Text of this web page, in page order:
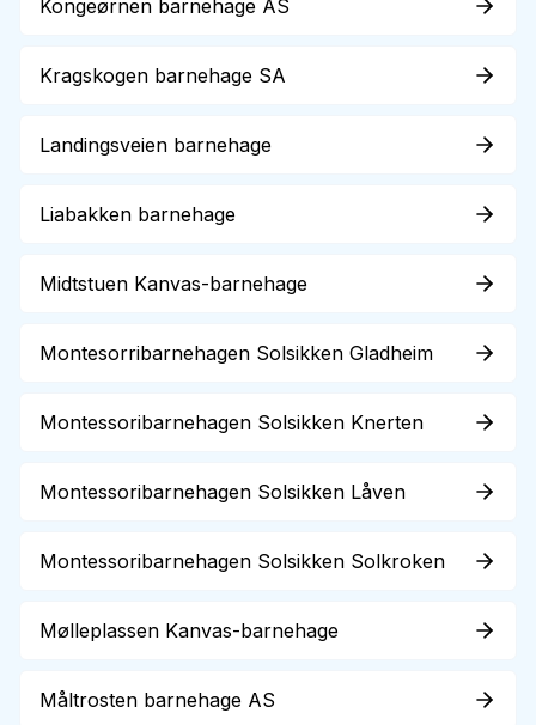
Kongeørnen barnehage AS
Kragskogen barnehage SA
Landingsveien barnehage
Liabakken barnehage
Midtstuen Kanvas-barnehage
Montesorribarnehagen Solsikken Gladheim
Montessoribarnehagen Solsikken Knerten
Montessoribarnehagen Solsikken Låven
Montessoribarnehagen Solsikken Solkroken
Mølleplassen Kanvas-barnehage
Måltrosten barnehage AS